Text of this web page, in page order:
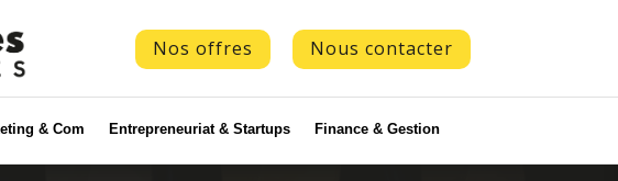
Nos offres Nous contacter
& Com Entrepreneuriat & Startups Finance & Gestion